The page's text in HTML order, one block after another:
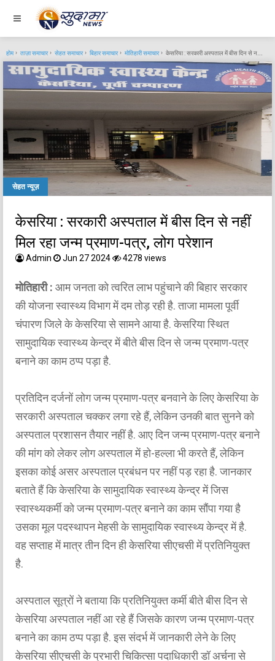
होम ताज़ा समाचार सेहत समाचार बिहार समाचार मोतिहारी समाचार केसरिया : सरकारी अस्पताल में बीस दिन से नहीं मिल रहा जन्म प्रमाण-पत्र, लोग परेशान
सेहत न्यूज़
केसरिया : सरकारी अस्पताल में बीस दिन से नहीं
मिल रहा जन्म प्रमाण-पत्र, लोग परेशान
Admin Jun 27 2024 4278 views
मोतिहारी : आम जनता को त्वरित लाभ पहुंचाने की बिहार सरकार
की योजना स्वास्थ्य विभाग में दम तोड़ रही है. ताजा मामला पूर्वी
चंपारण जिले के केसरिया से सामने आया है. केसरिया स्थित
सामुदायिक स्वास्थ्य केन्द्र में बीते बीस दिन से जन्म प्रमाण-पत्र
बनाने का काम ठप्प पड़ा है.
प्रतिदिन दर्जनों लोग जन्म प्रमाण-पत्र बनवाने के लिए केसरिया के
सरकारी अस्पताल चक्कर लगा रहे हैं, लेकिन उनकी बात सुनने को
अस्पताल प्रशासन तैयार नहीं है. आए दिन जन्म प्रमाण-पत्र बनाने
की मांग को लेकर लोग अस्पताल में हो-हल्ला भी करते हैं, लेकिन
इसका कोई असर अस्पताल प्रबंधन पर नहीं पड़ रहा है. जानकार
बताते हैं कि केसरिया के सामुदायिक स्वास्थ्य केन्द्र में जिस
स्वास्थ्यकर्मी को जन्म प्रमाण-पत्र बनाने का काम सौंपा गया है
उसका मूल पदस्थापन मेहसी के सामुदायिक स्वास्थ्य केन्द्र में है.
वह सप्ताह में मात्र तीन दिन ही केसरिया सीएचसी में प्रतिनियुक्त
है.
अस्पताल सूत्रों ने बताया कि प्रतिनियुक्त कर्मी बीते बीस दिन से
केसरिया अस्पताल नहीं आ रहे हैं जिसके कारण जन्म प्रमाण-पत्र
बनाने का काम ठप्प पड़ा है. इस संदर्भ में जानकारी लेने के लिए
केसरिया सीएचसी के प्रभारी चिकित्सा पदाधिकारी डॉ अर्चना से